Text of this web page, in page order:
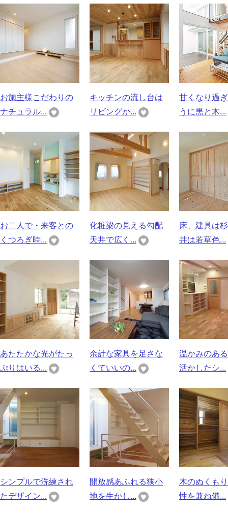
お施主様こだわりの
ナチュラル...
キッチンの流し台は
リビングか...
甘くなり過
うに黒と木...
お二人で・来客との
くつろぎ時...
化粧梁の見える勾配
天井で広く...
床、建具は
井は若草色...
あたたかな光がたっ
ぷりはいる...
余計な家具を足さな
くていいの...
温かみのあ
活かしたシ...
シンプルで洗練され
たデザイン...
開放感あふれる狭小
地を生かし...
木のぬくも
性を兼ね備...